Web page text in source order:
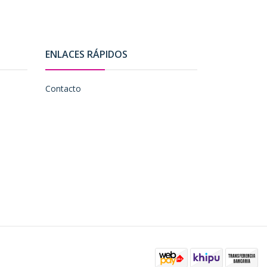
ENLACES RÁPIDOS
Contacto